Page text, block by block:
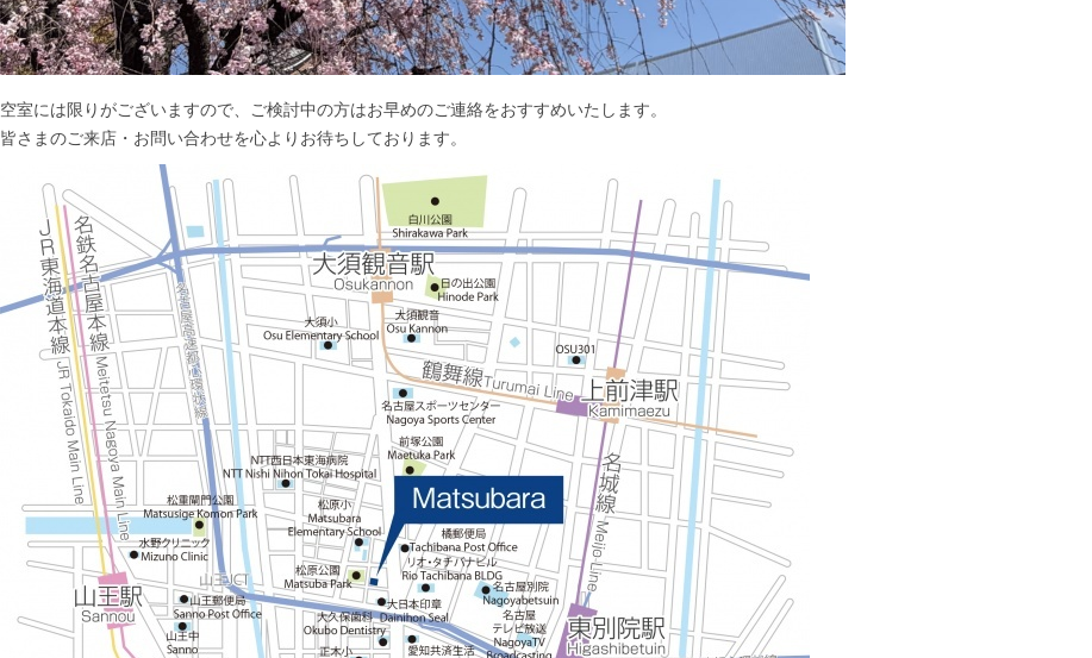
空室には限りがございますので、ご検討中の方はお早めのご連絡をおすすめいたします。
皆さまのご来店・お問い合わせを心よりお待ちしております。